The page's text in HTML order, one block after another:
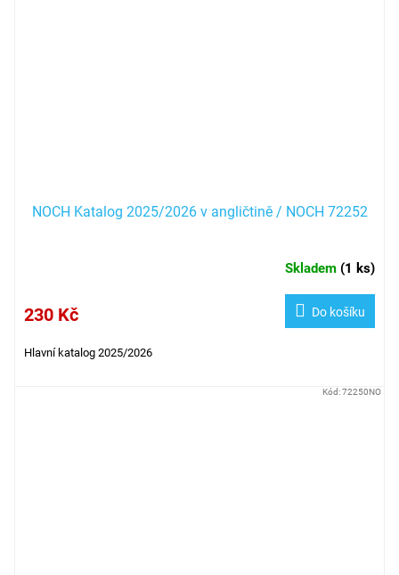
NOCH Katalog 2025/2026 v angličtině / NOCH 72252
Skladem (1 ks)
230 Kč Do košíku
Hlavní katalog 2025/2026
Kód:72250NO